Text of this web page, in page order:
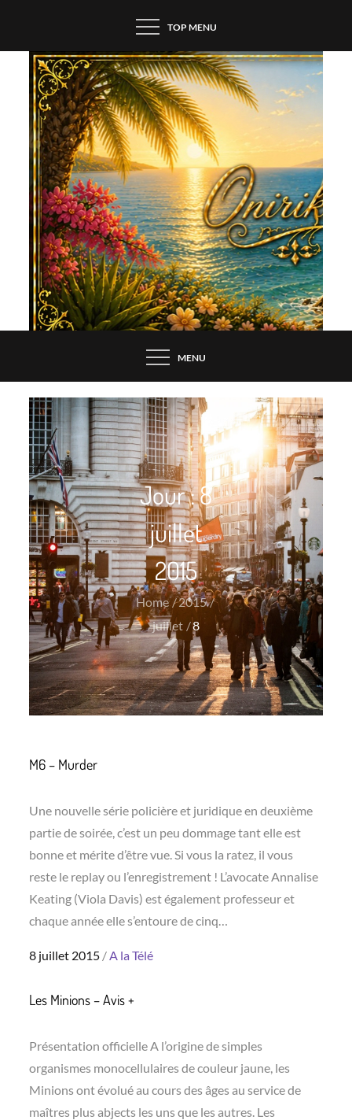
content
TOP MENU
MENU
Jour :8
juillet
2015
Home
2015
juillet
8
M6 – Murder
Une nouvelle série policière et juridique en deuxième
partie de soirée, c’est un peu dommage tant elle est
bonne et mérite d’être vue. Si vous la ratez, il vous
reste le replay ou l’enregistrement ! L’avocate Annalise
Keating (Viola Davis) est également professeur et
chaque année elle s’entoure de cinq…
Posted
8 juillet 2015 A la Télé
Les Minions – Avis +
Présentation officielle A l’origine de simples
organismes monocellulaires de couleur jaune, les
Minions ont évolué au cours des âges au service de
maîtres plus abjects les uns que les autres. Les